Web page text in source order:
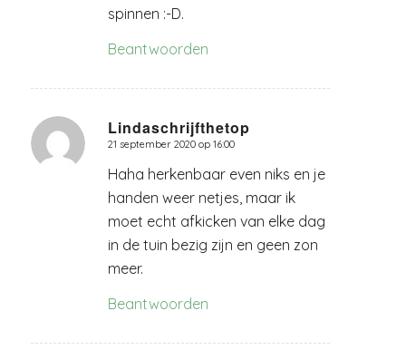
spinnen :-D.
Beantwoorden
Lindaschrijfthetop
zegt:
21 september 2020 op 16:00
Haha herkenbaar even niks en je
handen weer netjes, maar ik
moet echt afkicken van elke dag
in de tuin bezig zijn en geen zon
meer.
Beantwoorden